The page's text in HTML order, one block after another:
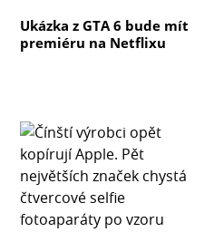
Ukázka z GTA 6 bude mít
premiéru na Netflixu